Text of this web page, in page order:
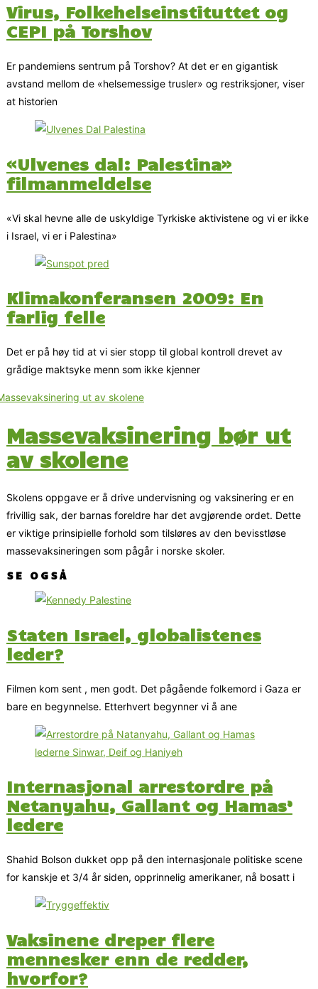
Virus, Folkehelseinstituttet og
CEPI på Torshov
Er pandemiens sentrum på Torshov? At det er en gigantisk
avstand mellom de «helsemessige trusler» og restriksjoner, viser
at historien
«Ulvenes dal: Palestina»
filmanmeldelse
«Vi skal hevne alle de uskyldige Tyrkiske aktivistene og vi er ikke
i Israel, vi er i Palestina»
Klimakonferansen 2009: En
farlig felle
Det er på høy tid at vi sier stopp til global kontroll drevet av
grådige maktsyke menn som ikke kjenner
Massevaksinering bør ut
av skolene
Skolens oppgave er å drive undervisning og vaksinering er en
frivillig sak, der barnas foreldre har det avgjørende ordet. Dette
er viktige prinsipielle forhold som tilsløres av den bevisstløse
massevaksineringen som pågår i norske skoler.
SE OGSÅ
Staten Israel, globalistenes
leder?
Filmen kom sent , men godt. Det pågående folkemord i Gaza er
bare en begynnelse. Etterhvert begynner vi å ane
Internasjonal arrestordre på
Netanyahu, Gallant og Hamas’
ledere
Shahid Bolson dukket opp på den internasjonale politiske scene
for kanskje et 3/4 år siden, opprinnelig amerikaner, nå bosatt i
Vaksinene dreper flere
mennesker enn de redder,
hvorfor?